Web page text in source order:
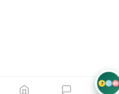
7 21 42